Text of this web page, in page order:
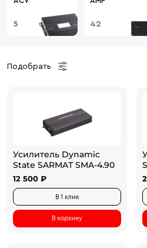
5 42
Подобрать
Усилитель Dynamic
State SARMAT SMA-4.90
12 500 ₽
В 1 клик
В корзину